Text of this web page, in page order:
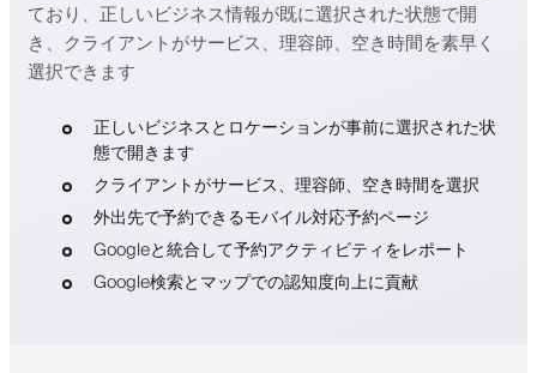
ており、正しいビジネス情報が既に選択された状態で開
き、クライアントがサービス、理容師、空き時間を素早く
選択できます
正しいビジネスとロケーションが事前に選択された状
態で開きます
クライアントがサービス、理容師、空き時間を選択
外出先で予約できるモバイル対応予約ページ
Googleと統合して予約アクティビティをレポート
Google検索とマップでの認知度向上に貢献